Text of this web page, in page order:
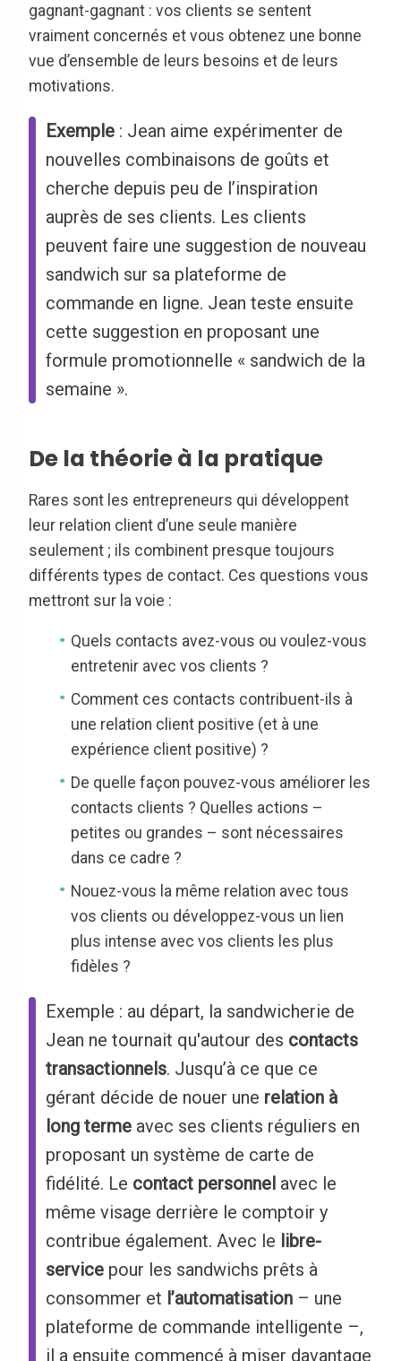
gagnant-gagnant : vos clients se sentent
vraiment concernés et vous obtenez une bonne
vue d’ensemble de leurs besoins et de leurs
motivations.
Exemple : Jean aime expérimenter de
nouvelles combinaisons de goûts et
cherche depuis peu de l’inspiration
auprès de ses clients. Les clients
peuvent faire une suggestion de nouveau
sandwich sur sa plateforme de
commande en ligne. Jean teste ensuite
cette suggestion en proposant une
formule promotionnelle « sandwich de la
semaine ».
De la théorie à la pratique
Rares sont les entrepreneurs qui développent
leur relation client d’une seule manière
seulement ; ils combinent presque toujours
différents types de contact. Ces questions vous
mettront sur la voie :
Quels contacts avez-vous ou voulez-vous
entretenir avec vos clients ?
Comment ces contacts contribuent-ils à
une relation client positive (et à une
expérience client positive) ?
De quelle façon pouvez-vous améliorer les
contacts clients ? Quelles actions –
petites ou grandes – sont nécessaires
dans ce cadre ?
Nouez-vous la même relation avec tous
vos clients ou développez-vous un lien
plus intense avec vos clients les plus
fidèles ?
Exemple : au départ, la sandwicherie de
Jean ne tournait qu'autour des contacts
transactionnels. Jusqu’à ce que ce
gérant décide de nouer une relation à
long terme avec ses clients réguliers en
proposant un système de carte de
fidélité. Le contact personnel avec le
même visage derrière le comptoir y
contribue également. Avec le libre-
service pour les sandwichs prêts à
consommer et l’automatisation – une
plateforme de commande intelligente –,
il a ensuite commencé à miser davantage